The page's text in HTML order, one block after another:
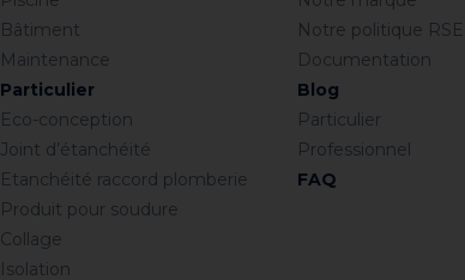
Bâtiment
Maintenance
Particulier
Eco-conception
Joint d’étanchéité
Etanchéité raccord plomberie
Produit pour soudure
Collage
Isolation
Notre politique RSE
Documentation
Blog
Particulier
Professionnel
FAQ